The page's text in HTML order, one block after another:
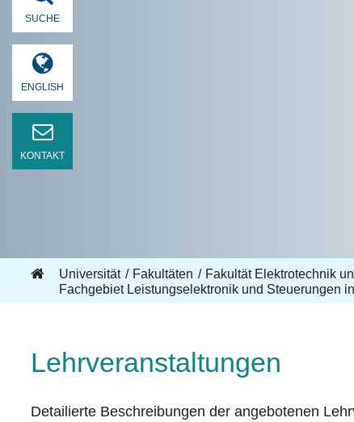
SUCHE
ENGLISH
KONTAKT
Universität Fakultäten Fakultät Elektrotechnik
Fachgebiet Leistungselektronik und Steuerungen
Lehrveranstaltungen
Detailierte Beschreibungen der angebotenen